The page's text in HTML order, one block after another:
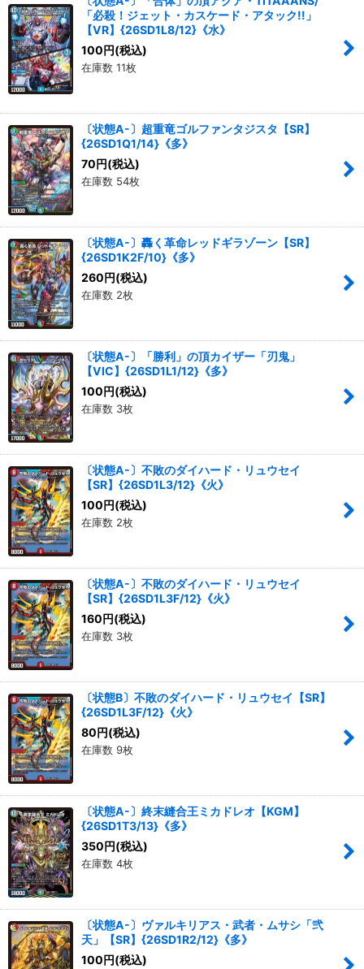
「必殺！ジェット・カスケード・アタック!!」
【VR】{26SD1L8/12}《水》
100円(税込)
在庫数 11枚
〔状態A-〕超重竜ゴルファンタジスタ【SR】
{26SD1Q1/14}《多》
70円(税込)
在庫数 54枚
〔状態A-〕轟く革命レッドギラゾーン【SR】
{26SD1K2F/10}《多》
260円(税込)
在庫数 2枚
〔状態A-〕「勝利」の頂カイザー「刃鬼」
【VIC】{26SD1L1/12}《多》
100円(税込)
在庫数 3枚
〔状態A-〕不敗のダイハード・リュウセイ
【SR】{26SD1L3/12}《火》
100円(税込)
在庫数 2枚
〔状態A-〕不敗のダイハード・リュウセイ
【SR】{26SD1L3F/12}《火》
160円(税込)
在庫数 3枚
〔状態B〕不敗のダイハード・リュウセイ【SR】
{26SD1L3F/12}《火》
80円(税込)
在庫数 9枚
〔状態A-〕終末縫合王ミカドレオ【KGM】
{26SD1T3/13}《多》
350円(税込)
在庫数 4枚
〔状態A-〕ヴァルキリアス・武者・ムサシ「弐
天」【SR】{26SD1R2/12}《多》
100円(税込)